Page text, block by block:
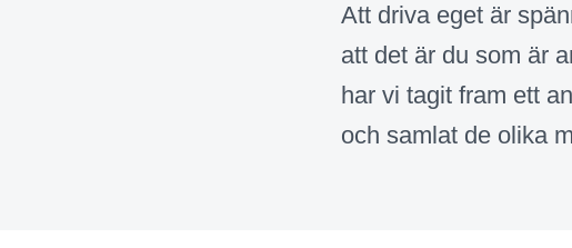
Att driva eget är
att det är du som är
har vi tagit fram ett
och samlat de olika